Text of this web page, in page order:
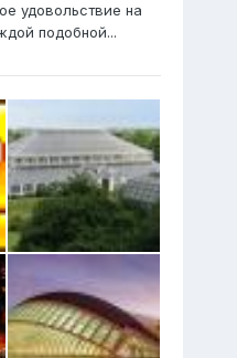
удовольствие на
подобной...